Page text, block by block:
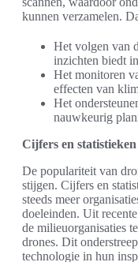
kunnen verzamelen.
Het volgen van
inzichten biedt
Het monitoren
effecten van
Het
nauwkeurig
Cijfers en
De populariteit van
stijgen. Cijfers en
steeds meer
doeleinden. Uit
de milieuorganisaties
drones. Dit
technologie in hun